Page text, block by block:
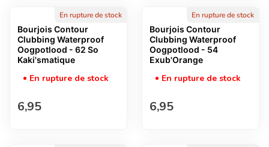
En rupture de stock
Bourjois Contour
Clubbing Waterproof
Oogpotlood - 62 So
Kaki'smatique
En rupture de stock
Prix normal
6,95
En rupture de stock
Bourjois Contour
Clubbing Waterproof
Oogpotlood - 54
Exub'Orange
En rupture de stock
Prix normal
6,95